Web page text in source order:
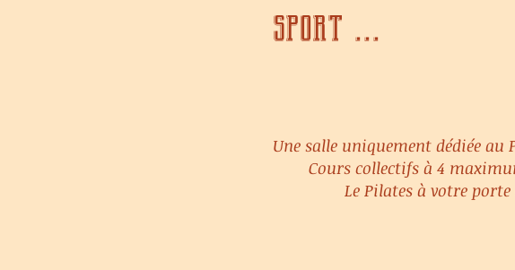
sport ...
Une salle uniquement dédiée au
Cours collectifs à 4
Le Pilates à votre